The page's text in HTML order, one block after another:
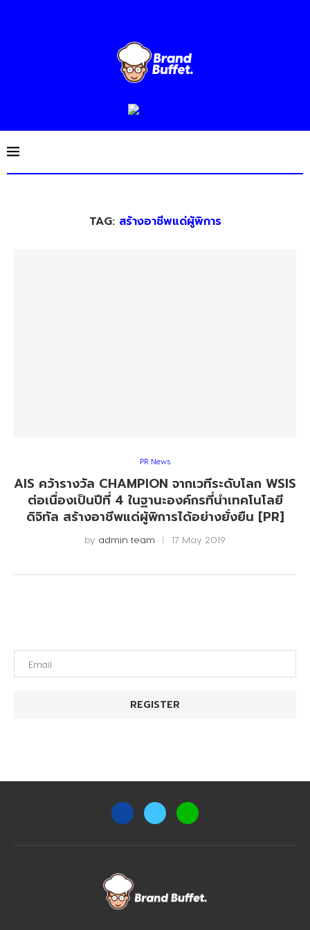
TAG: สร้างอาชีพแด่ผู้พิการ
PR News
AIS คว้ารางวัล CHAMPION จากเวทีระดับโลก WSIS
ต่อเนื่องเป็นปีที่ 4 ในฐานะองค์กรที่นำเทคโนโลยี
ดิจิทัล สร้างอาชีพแด่ผู้พิการได้อย่างยั่งยืน [PR]
by admin team 17 May 2019